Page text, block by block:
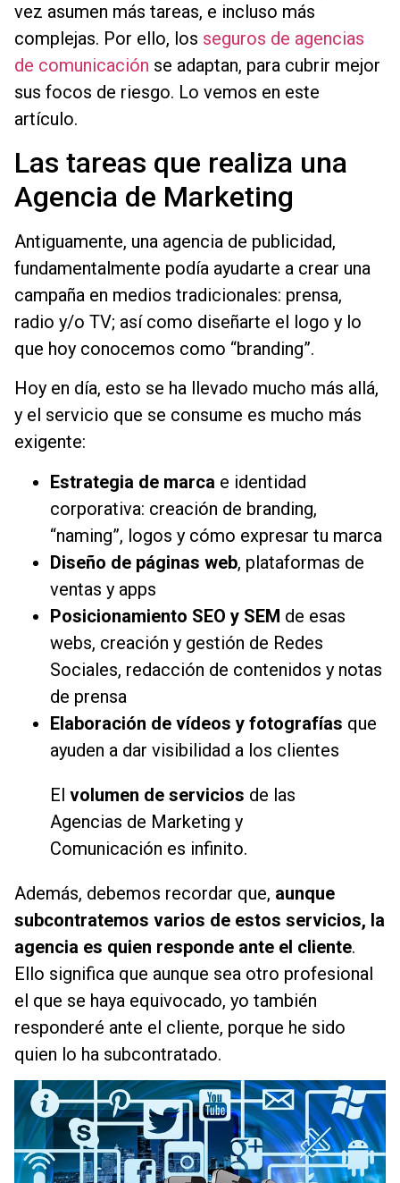
vez asumen más tareas, e incluso más
complejas. Por ello, los seguros de agencias
de comunicación se adaptan, para cubrir mejor
sus focos de riesgo. Lo vemos en este
artículo.
Las tareas que realiza una
Agencia de Marketing
Antiguamente, una agencia de publicidad,
fundamentalmente podía ayudarte a crear una
campaña en medios tradicionales: prensa,
radio y/o TV; así como diseñarte el logo y lo
que hoy conocemos como “branding”.
Hoy en día, esto se ha llevado mucho más allá,
y el servicio que se consume es mucho más
exigente:
Estrategia de marca e identidad
corporativa: creación de branding,
“naming”, logos y cómo expresar tu marca
Diseño de páginas web, plataformas de
ventas y apps
Posicionamiento SEO y SEM de esas
webs, creación y gestión de Redes
Sociales, redacción de contenidos y notas
de prensa
Elaboración de vídeos y fotografías que
ayuden a dar visibilidad a los clientes
El volumen de servicios de las
Agencias de Marketing y
Comunicación es infinito.
Además, debemos recordar que, aunque
subcontratemos varios de estos servicios, la
agencia es quien responde ante el cliente.
Ello significa que aunque sea otro profesional
el que se haya equivocado, yo también
responderé ante el cliente, porque he sido
quien lo ha subcontratado.